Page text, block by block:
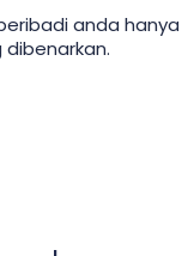
anda hanya